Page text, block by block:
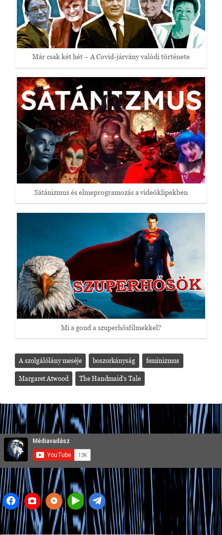
Már csak két hét – A Covid-járvány valódi története
Sátánizmus és elmeprogramozás a videóklipekben
Mi a gond a szuperhősfilmekkel?
A szolgálólány meséje boszorkányság feminizmus
Margaret Atwood The Handmaid's Tale